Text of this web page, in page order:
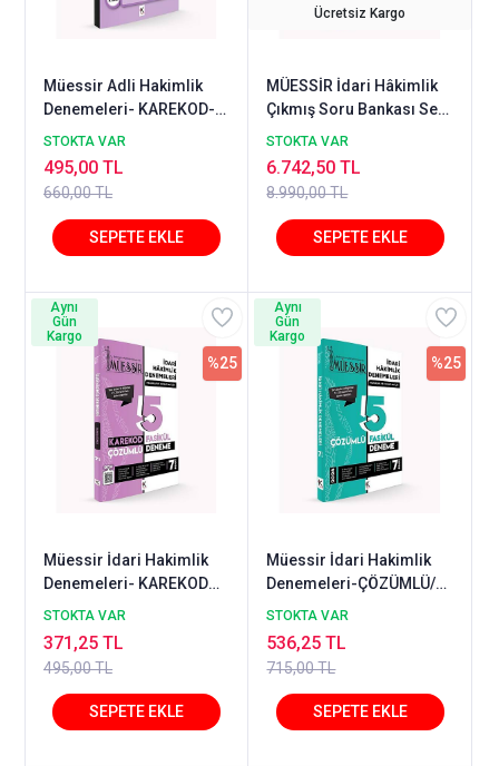
Müessir Adli Hakimlik
Denemeleri- KAREKOD-
CEVAPLI / 2025
STOKTA VAR
660,00 TL
495,00 TL
Ücretsiz Kargo
MÜESSİR İdari Hâkimlik
Çıkmış Soru Bankası Seti
- 2026
STOKTA VAR
8.990,00 TL
6.742,50 TL
Müessir İdari Hakimlik
Denemeleri- KAREKOD
CEVAPLI-2024
STOKTA VAR
495,00 TL
%25
371,25 TL
Aynı
Gün
Kargo
Müessir İdari Hakimlik
Denemeleri-ÇÖZÜMLÜ/
2024
STOKTA VAR
715,00 TL
%25
536,25 TL
Aynı
Gün
Kargo